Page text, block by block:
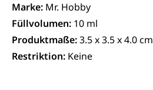
Marke: Mr. Hobby
Füllvolumen: 10 ml
Produktmaße:3.5 x 3.5 x 4.0 cm
Restriktion: Keine